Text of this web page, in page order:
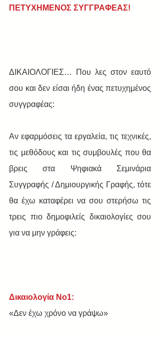
ΠΕΤΥΧΗΜΕΝΟΣ ΣΥΓΓΡΑΦΕΑΣ!
ΔΙΚΑΙΟΛΟΓΙΕΣ… Που λες στον εαυτό
σου και δεν είσαι ήδη ένας πετυχημένος
συγγραφέας:
Αν εφαρμόσεις τα εργαλεία, τις τεχνικές,
τις μεθόδους και τις συμβουλές που θα
βρεις στα Ψηφιακά Σεμινάρια
Συγγραφής / Δημιουργικής Γραφής, τότε
θα έχω καταφέρει να σου στερήσω τις
τρεις πιο δημοφιλείς δικαιολογίες σου
για να μην γράφεις:
Δικαιολογία Νο1:
«Δεν έχω χρόνο να γράψω»